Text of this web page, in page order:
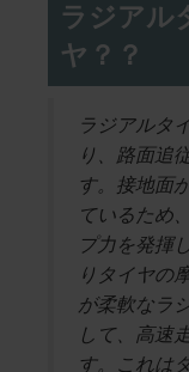
ラジアル
ヤ？？
ラジアルタ
り、路面追
す。接地面
ているため
プ力を発揮
りタイヤの
が柔軟なラ
して、高速
す。これは